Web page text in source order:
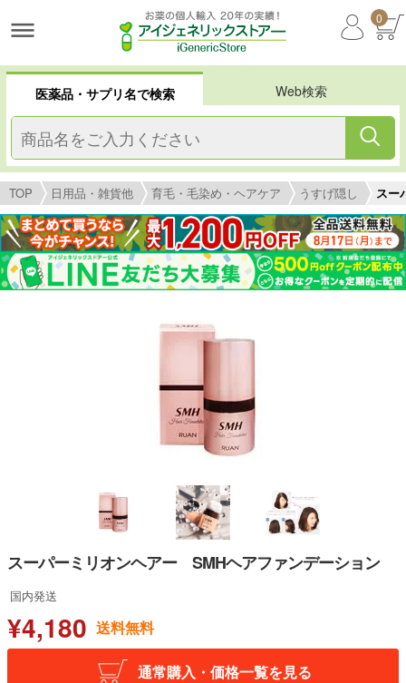
0
医薬品・サプリ名で検索 Web検索
TOP 日用品・雑貨他 育毛・毛染め・ヘアケア うすげ隠し スー
スーパーミリオンヘアー SMHヘアファンデーション
国内発送
¥4,180 送料無料
通常購入・価格一覧を見る